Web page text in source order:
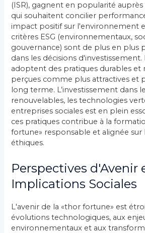
(ISR), gagnent en popularité auprès
qui souhaitent concilier
impact positif sur l'environnement
critères ESG (environnementaux,
gouvernance) sont de plus en plus
dans les décisions
adoptent des pratiques durables et
perçues comme plus attractives et
long terme. L’investissement dans
renouvelables, les technologies
entreprises sociales est en plein
ces pratiques contribue à la
fortune» responsable et alignée sur
éthiques.
Perspectives d'Avenir
Implications Sociales
L'avenir de la «thor fortune» est
évolutions technologiques, aux
environnementaux et aux